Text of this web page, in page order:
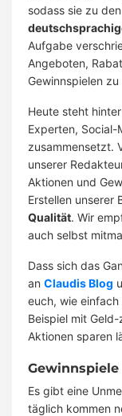
sodass sie zu den
Aufgabe
Angeboten,
Gewinnspielen
Heute steht
Experten, Social-
zusammensetzt.
unserer
Aktionen und
Erstellen unserer
Qualität. Wir
auch selbst
Dass sich das
an Claudis Blog
euch, wie einfach
Beispiel mit
Aktionen sparen
Gewinnspiele
Es gibt eine
täglich kommen